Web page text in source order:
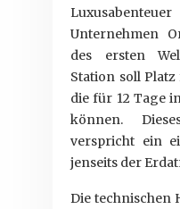
Unternehmen
des ersten
Station soll
die für 12 Tage
können.
verspricht ein
jenseits der
Die technischen